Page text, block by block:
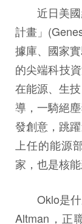
近日美國
計畫」
據庫、國家
的尖端科技
在能源、生
導，一騎絕
發創意，跳
上任的能源
家，也是核
Oklo是什
Altman，正